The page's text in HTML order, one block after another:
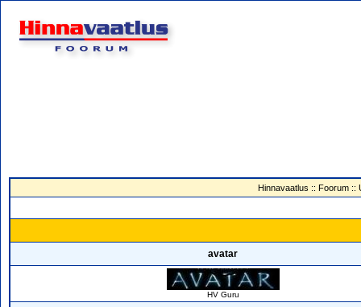
Hinnavaatlus :: Foorum::
avatar
HV Guru